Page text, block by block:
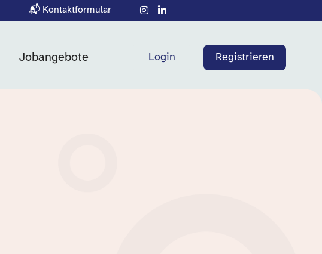
📬 Kontaktformular
Jobangebote Login Registrieren